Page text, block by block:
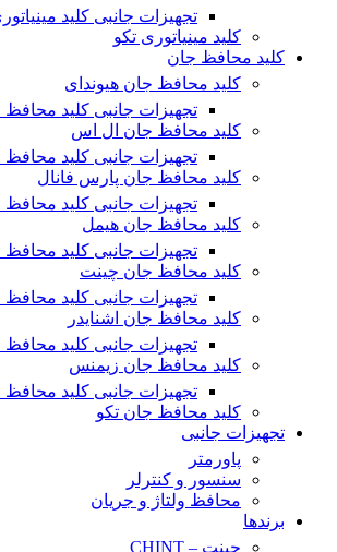
تجهیزات جانبی کلید
کلید مینیاتوری تکو
کلید محافظ جان
کلید محافظ جان هیوندای
تجهیزات جانبی کلید محافظ
کلید محافظ جان ال اس
تجهیزات جانبی کلید
کلید محافظ جان پارس فانال
تجهیزات جانبی کلید
کلید محافظ جان هیمل
تجهیزات جانبی کلید
کلید محافظ جان چینت
تجهیزات جانبی کلید
کلید محافظ جان اشنایدر
تجهیزات جانبی کلید محافظ
کلید محافظ جان زیمنس
تجهیزات جانبی کلید
کلید محافظ جان تکو
تجهیزات جانبی
پاورمتر
سنسور و کنترلر
محافظ ولتاژ و‌ جریان
برندها
چینت – CHINT